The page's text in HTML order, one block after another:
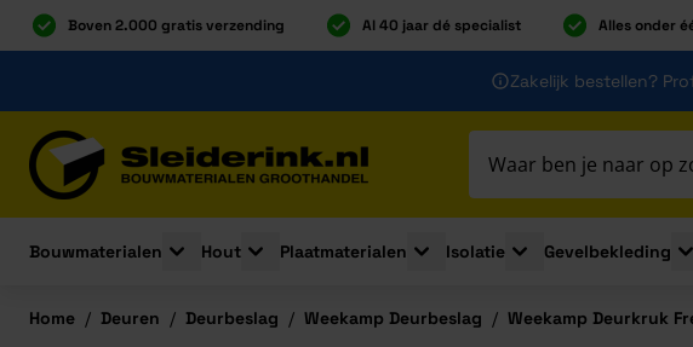
Boven 2.000 gratis verzending Al 40 jaar dé specialist Alles onder
Zakelijk bestellen?
Bouwmaterialen
Toggle submenu for Bouwmaterialen
Hout
Toggle submenu for Hout
Plaatmaterialen
Toggle submenu for Plaatmaterialen
Isolatie
Toggle submenu for
Gevelbekleding
Home / Deuren / Deurbeslag / Weekamp Deurbeslag / Weekamp Deurkruk